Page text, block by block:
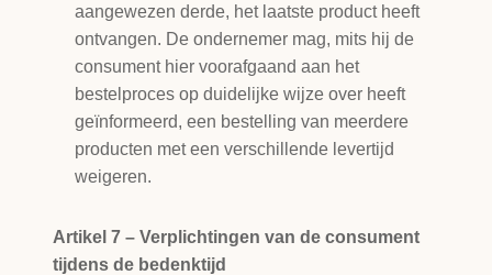
aangewezen derde, het laatste product heeft
ontvangen. De ondernemer mag, mits hij de
consument hier voorafgaand aan het
bestelproces op duidelijke wijze over heeft
geïnformeerd, een bestelling van meerdere
producten met een verschillende levertijd
weigeren.
Artikel 7 – Verplichtingen van de consument
tijdens de bedenktijd